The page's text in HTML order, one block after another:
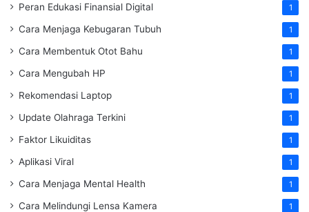
Peran Edukasi Finansial Digital 1
Cara Menjaga Kebugaran Tubuh 1
Cara Membentuk Otot Bahu 1
Cara Mengubah HP 1
Rekomendasi Laptop 1
Update Olahraga Terkini 1
Faktor Likuiditas 1
Aplikasi Viral 1
Cara Menjaga Mental Health 1
Cara Melindungi Lensa Kamera 1